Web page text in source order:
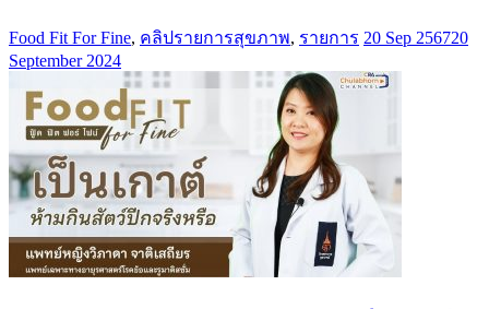
Food Fit For Fine, คลิปรายการสุขภาพ, รายการ 20 Sep 256720
September 2024